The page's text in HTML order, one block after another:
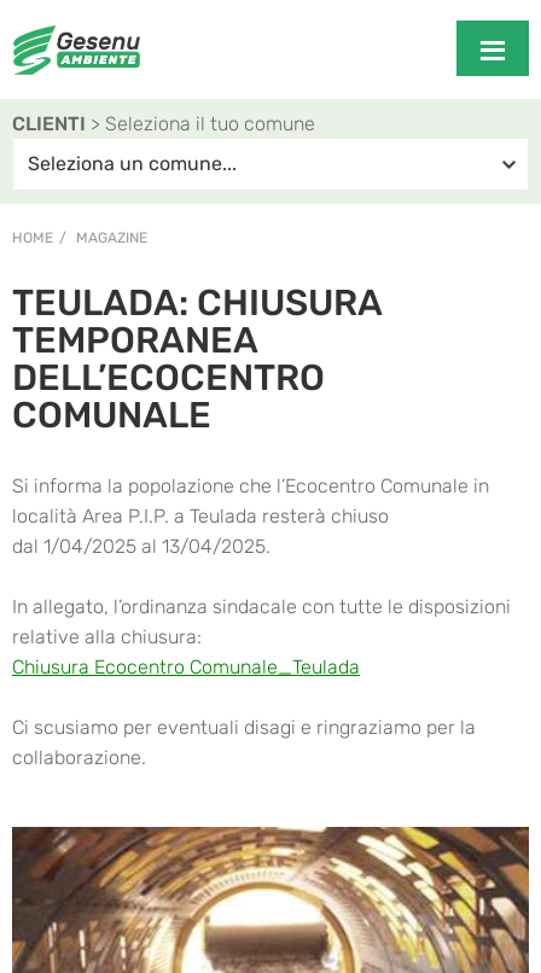
CLIENTI > Seleziona il tuo comune
HOME MAGAZINE
TEULADA: CHIUSURA
TEMPORANEA
DELL’ECOCENTRO
COMUNALE
Si informa la popolazione che l’Ecocentro Comunale in
località Area P.I.P. a Teulada resterà chiuso
dal 1/04/2025 al 13/04/2025.
In allegato, l’ordinanza sindacale con tutte le disposizioni
relative alla chiusura:
Chiusura Ecocentro Comunale_Teulada
Ci scusiamo per eventuali disagi e ringraziamo per la
collaborazione.